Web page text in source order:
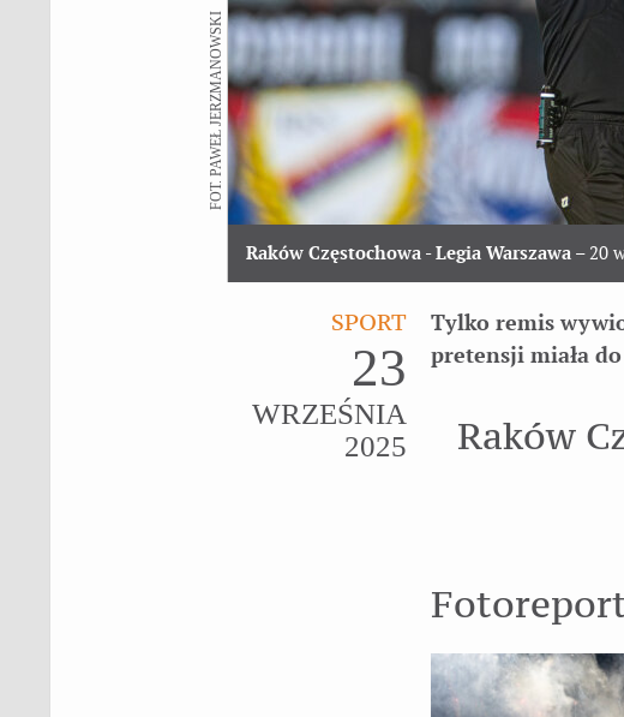
Raków Częstochowa - Legia Warszawa – 20
FOT. PAWEŁ JERZMANOWSKI
SPORT
23
WRZEŚNIA
2025
Tylko remis
pretensji miała
Raków